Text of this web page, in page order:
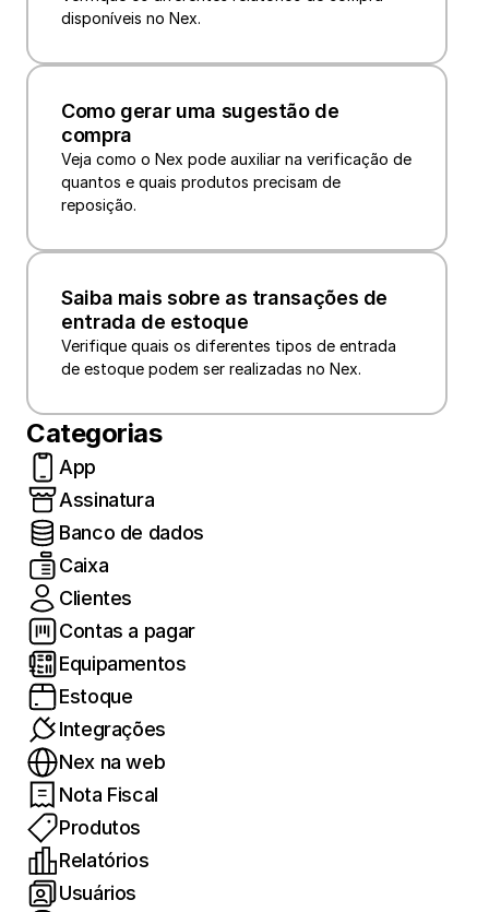
disponíveis no Nex.
Como gerar uma sugestão de
compra
Veja como o Nex pode auxiliar na verificação de
quantos e quais produtos precisam de
reposição.
Saiba mais sobre as transações de
entrada de estoque
Verifique quais os diferentes tipos de entrada
de estoque podem ser realizadas no Nex.
Categorias
App
Assinatura
Banco de dados
Caixa
Clientes
Contas a pagar
Equipamentos
Estoque
Integrações
Nex na web
Nota Fiscal
Produtos
Relatórios
Usuários